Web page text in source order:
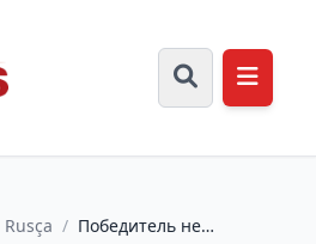
Rusça / Победитель не